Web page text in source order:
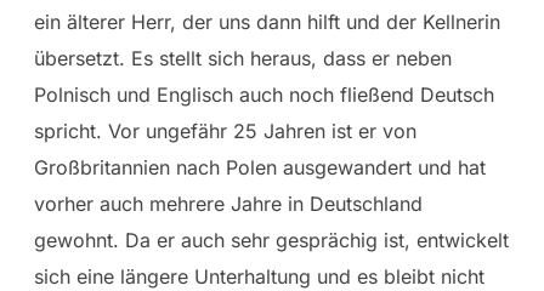
ein älterer Herr, der uns dann hilft und der Kellnerin
übersetzt. Es stellt sich heraus, dass er neben
Polnisch und Englisch auch noch fließend Deutsch
spricht. Vor ungefähr 25 Jahren ist er von
Großbritannien nach Polen ausgewandert und hat
vorher auch mehrere Jahre in Deutschland
gewohnt. Da er auch sehr gesprächig ist, entwickelt
sich eine längere Unterhaltung und es bleibt nicht